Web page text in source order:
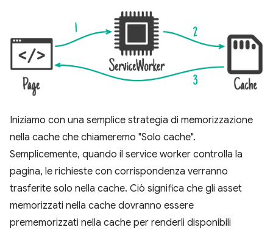
Iniziamo con una semplice strategia di memorizzazione
nella cache che chiameremo "Solo cache".
Semplicemente, quando il service worker controlla la
pagina, le richieste con corrispondenza verranno
trasferite solo nella cache. Ciò significa che gli asset
memorizzati nella cache dovranno essere
prememorizzati nella cache per renderli disponibili